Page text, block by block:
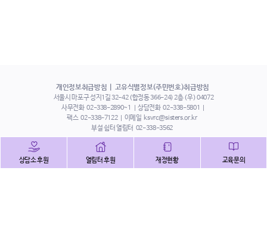
개인정보취급방침 고유식별정보(주민번호)취급방침
서울시 마포구 성지1길 32-42 (합정동 366-24) 2층 (우) 04072
사무전화 02-338-2890~1 상담전화 02-338-5801
팩스 02-338-7122 이메일 ksvrc@sisters.or.kr
부설 쉼터 열림터 02-338-3562
상담소 후원 열림터 후원 재정현황 교육문의